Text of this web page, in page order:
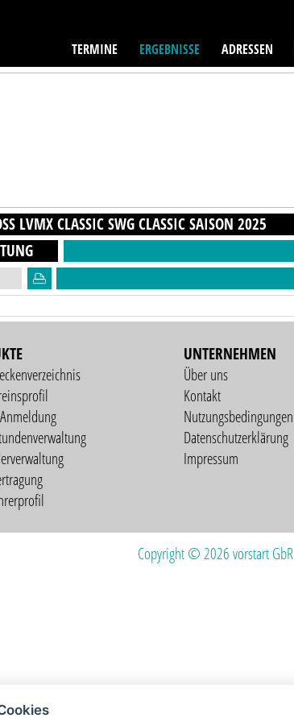
TERMINE ERGEBNISSE ADRESSEN
LVMX CLASSIC SWG CLASSICSAISON2025
UNTERNEHMEN
Über uns
Kontakt
Nutzungsbedingungen
Datenschutzerklärung
Impressum
Copyright © 2026 vorstart GbR